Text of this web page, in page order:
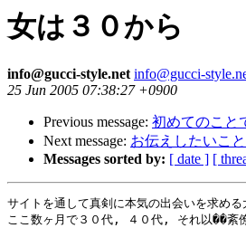
女は３０から
info@gucci-style.netinfo@gucci-
25 Jun 2005 07:38:27 +0900
Previous message: 初めてのこと
Next message: お伝えしたいこ
Messages sorted by: [ date ] [
サイトを通して真剣に本気の出会いを求
ここ数ヶ月で３０代, ４０代, それ以��紊